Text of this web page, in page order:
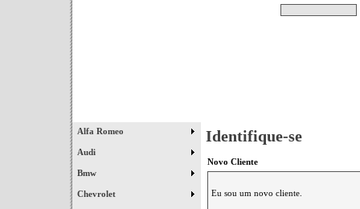
Alfa Romeo
Audi
Bmw
Chevrolet
Identifique-se
Novo Cliente
Eu sou um novo cliente.